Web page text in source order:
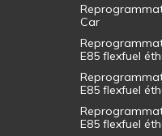
Car
E85 flexfuel
E85 flexfuel
E85 flexfuel